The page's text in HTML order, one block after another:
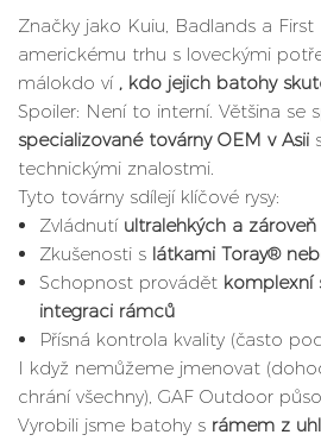
Značky jako Kuiu, Badlands a
americkému trhu s loveckými
málokdo ví , kdo jejich batohy
Spoiler: Není to interní. Většina se
specializované továrny OEM v Asii
technickými znalostmi.
Tyto továrny sdílejí klíčové rysy:
Zvládnutí ultralehkých a
Zkušenosti s látkami Toray®
Schopnost provádět komplexní
integraci rámců
Přísná kontrola kvality (často
I když nemůžeme jmenovat
chrání všechny), GAF Outdoor
Vyrobili jsme batohy s rámem z